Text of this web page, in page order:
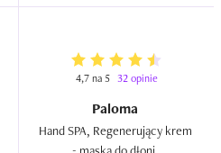
4,7 na 5 32 opinie
Paloma
Hand SPA, Regenerujący krem